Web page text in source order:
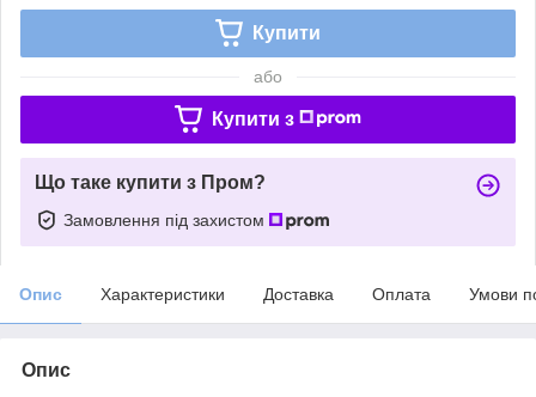
Купити
або
Купити з
Що таке купити з Пром?
Замовлення під захистом
Опис Характеристики Доставка Оплата Умови
Опис